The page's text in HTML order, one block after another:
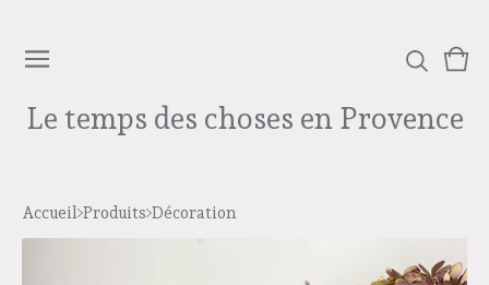
Le temps des choses en Provence
0
Accueil Produits Décoration